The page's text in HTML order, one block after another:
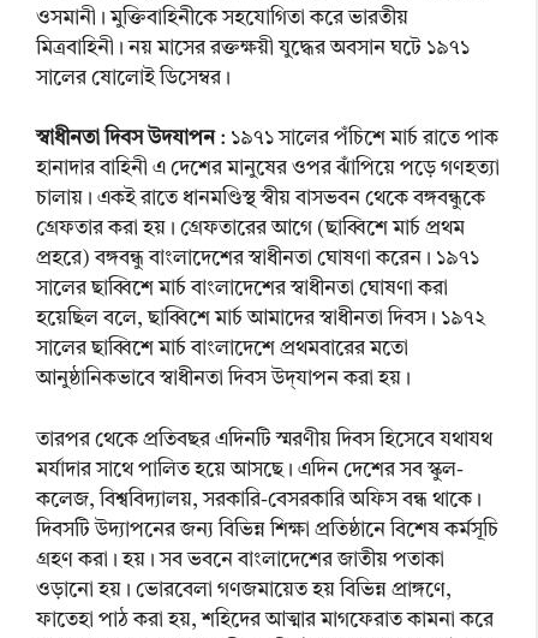
ওসমানী। মুক্তিবাহিনীকে সহযোগিতা করে ভারতীয়
মিত্রবাহিনী। নয় মাসের রক্তক্ষয়ী যুদ্ধের অবসান ঘটে ১৯৭১
সালের ষোলোই ডিসেম্বর।
স্বাধীনতা দিবস উদযাপন: ১৯৭১ সালের পঁচিশে মার্চ রাতে পাক
হানাদার বাহিনী এ দেশের মানুষের ওপর ঝাঁপিয়ে পড়ে গণহত্যা
চালায়। একই রাতে ধানমণ্ডিস্থ স্বীয় বাসভবন থেকে বঙ্গবন্ধুকে
গ্রেফতার করা হয়। গ্রেফতারের আগে (ছাব্বিশে মার্চ প্রথম
প্রহরে) বঙ্গবন্ধু বাংলাদেশের স্বাধীনতা ঘোষণা করেন। ১৯৭১
সালের ছাব্বিশে মার্চ বাংলাদেশের স্বাধীনতা ঘোষণা করা
হয়েছিল বলে, ছাব্বিশে মার্চ আমাদের স্বাধীনতা দিবস। ১৯৭২
সালের ছাব্বিশে মার্চ বাংলাদেশে প্রথমবারের মতো
আনুষ্ঠানিকভাবে স্বাধীনতা দিবস উদ্‌যাপন করা হয়।
তারপর থেকে প্রতিবছর এদিনটি স্মরণীয় দিবস হিসেবে যথাযথ
মর্যাদার সাথে পালিত হয়ে আসছে। এদিন দেশের সব স্কুল-
কলেজ, বিশ্ববিদ্যালয়, সরকারি-বেসরকারি অফিস বন্ধ থাকে।
দিবসটি উদ্যাপনের জন্য বিভিন্ন শিক্ষা প্রতিষ্ঠানে বিশেষ কর্মসূচি
গ্রহণ করা। হয়। সব ভবনে বাংলাদেশের জাতীয় পতাকা
ওড়ানো হয়। ভোরবেলা গণজমায়েত হয় বিভিন্ন প্রাঙ্গণে,
ফাতেহা পাঠ করা হয়, শহিদের আত্মার মাগফেরাত কামনা করে